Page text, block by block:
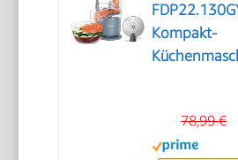
Kompakt-
Pürieren
Kneten,
78,99 €